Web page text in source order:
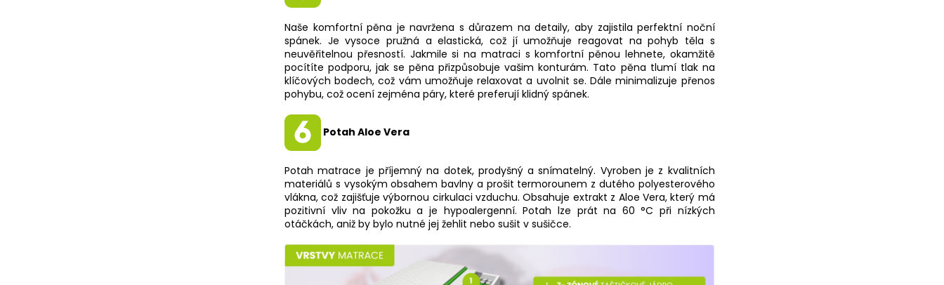
Naše komfortní pěna je navržena s důrazem na detaily, aby zajistila perfektní noční
spánek. Je vysoce pružná a elastická, což jí umožňuje reagovat na pohyb těla s
neuvěřitelnou přesností. Jakmile si na matraci s komfortní pěnou lehnete, okamžitě
pocítíte podporu, jak se pěna přizpůsobuje vašim konturám. Tato pěna tlumí tlak na
klíčových bodech, což vám umožňuje relaxovat a uvolnit se. Dále minimalizuje přenos
pohybu, což ocení zejména páry, které preferují klidný spánek.
Potah Aloe Vera
Potah matrace je příjemný na dotek, prodyšný a snímatelný. Vyroben je z kvalitních
materiálů s vysokým obsahem bavlny a prošit termorounem z dutého polyesterového
vlákna, což zajišťuje výbornou cirkulaci vzduchu. Obsahuje extrakt z Aloe Vera, který má
pozitivní vliv na pokožku a je hypoalergenní. Potah lze prát na 60 °C při nízkých
otáčkách, aniž by bylo nutné jej žehlit nebo sušit v sušičce.